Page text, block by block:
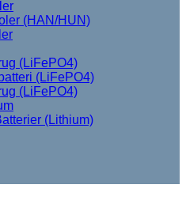
(HAN/HUN)
(LiFePO4)
(LiFePO4)
(LiFePO4)
(Lithium)